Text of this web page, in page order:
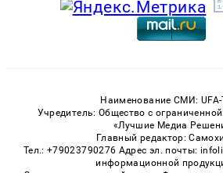
Наименование СМИ: UFA-
Учредитель: Общество с
«Лучшие Медиа
Главный редактор:
Тел.: +79023790276 Адрес эл. почты:
информационной